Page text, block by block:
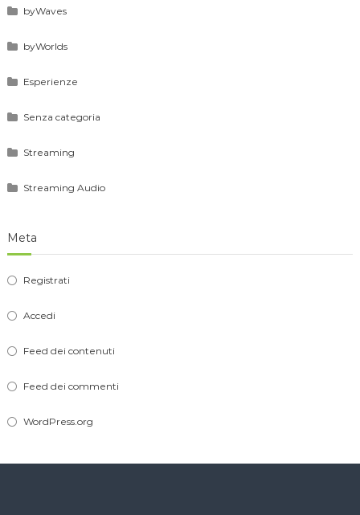
byWaves
byWorlds
Esperienze
Senza categoria
Streaming
Streaming Audio
Meta
Registrati
Accedi
Feed dei contenuti
Feed dei commenti
WordPress.org